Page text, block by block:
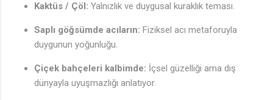
Kaktüs / Çöl: Yalnızlık ve duygusal kuraklık teması.
Saplı göğsümde acıların: Fiziksel acı metaforuyla
duygunun yoğunluğu.
Çiçek bahçeleri kalbimde: İçsel güzelliği ama dış
dünyayla uyuşmazlığı anlatıyor.